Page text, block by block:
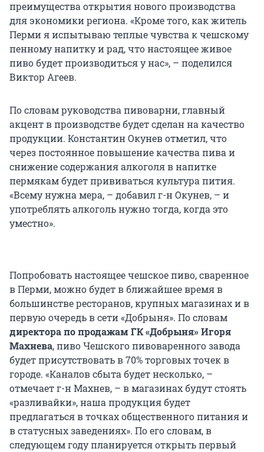
преимущества открытия нового производства
для экономики региона. «Кроме того, как житель
Перми я испытываю теплые чувства к чешскому
пенному напитку и рад, что настоящее живое
пиво будет производиться у нас», – поделился
Виктор Агеев.
По словам руководства пивоварни, главный
акцент в производстве будет сделан на качество
продукции. Константин Окунев отметил, что
через постоянное повышение качества пива и
снижение содержания алкоголя в напитке
пермякам будет прививаться культура пития.
«Всему нужна мера, – добавил г-н Окунев, – и
употреблять алкоголь нужно тогда, когда это
уместно».
Попробовать настоящее чешское пиво, сваренное
в Перми, можно будет в ближайшее время в
большинстве ресторанов, крупных магазинах и в
первую очередь в сети «Добрыня». По словам
директора по продажам ГК «Добрыня» Игоря
Махнева, пиво Чешского пивоваренного завода
будет присутствовать в 70% торговых точек в
городе. «Каналов сбыта будет несколько, –
отмечает г-н Махнев, – в магазинах будут стоять
«разливайки», наша продукция будет
предлагаться в точках общественного питания и
в статусных заведениях». По его словам, в
следующем году планируется открыть первый